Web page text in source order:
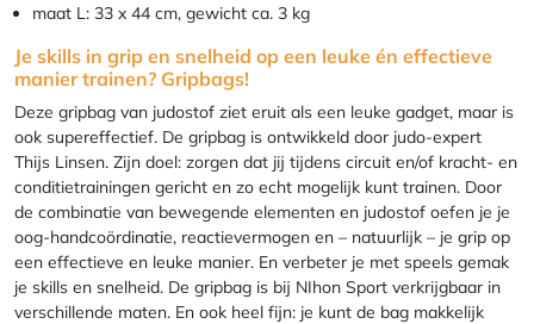
maat L: 33 x 44 cm, gewicht ca. 3 kg
Je skills in grip en snelheid op een leuke én effectieve
manier trainen? Gripbags!
Deze gripbag van judostof ziet eruit als een leuke gadget, maar is
ook supereffectief. De gripbag is ontwikkeld door judo-expert
Thijs Linsen. Zijn doel: zorgen dat jij tijdens circuit en/of kracht- en
conditietrainingen gericht en zo echt mogelijk kunt trainen. Door
de combinatie van bewegende elementen en judostof oefen je je
oog-handcoördinatie, reactievermogen en – natuurlijk – je grip op
een effectieve en leuke manier. En verbeter je met speels gemak
je skills en snelheid. De gripbag is bij NIhon Sport verkrijgbaar in
verschillende maten. En ook heel fijn: je kunt de bag makkelijk